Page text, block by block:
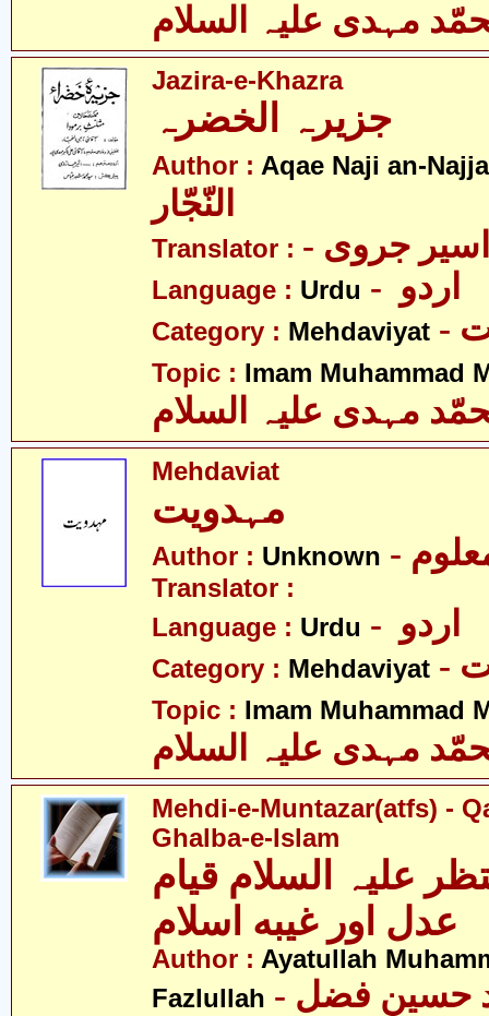
مہدی علیہ السلام
Jazira-e-Khazra
جزیرہ الخضرہ
Author : Aqae Naji an-
Translator : - اسیر جروی
Language : Urdu
Category : Mehdaviyat
Topic : Imam Muhammad
مہدی علیہ السلام
Mehdaviat
Author : Unknown
Translator :
Language : Urdu
Category : Mehdaviyat
Topic : Imam Muhammad
مہدی علیہ السلام
Mehdi-e-Muntazar(atfs) -
Ghalba-e-Islam
علیہ السلام قیام
Author : Ayatullah
Fazlullah - آیت اللہ محمّد حسین فضل